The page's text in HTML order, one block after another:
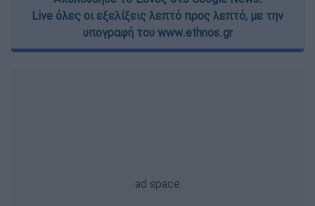
Live όλες οι εξελίξεις λεπτό προς λεπτό, με την
υπογραφή του www.ethnos.gr